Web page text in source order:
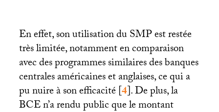
En effet, son utilisation duSMPest restée
très limitée, notamment en comparaison
avec des programmes similaires des banques
centrales américaines et anglaises, ce qui a
pu nuire à son efficacité[4]. De plus, la
BCEn’a rendu public que le montant